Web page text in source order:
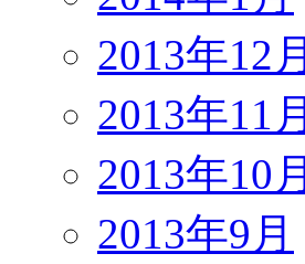
2013年12月
2013年11月
2013年10月
2013年9月